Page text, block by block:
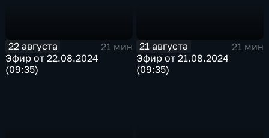
22 августа
21 мин
Эфир от 22.08.2024
(09:35)
21 августа
21 мин
Эфир от 21.08.2024
(09:35)